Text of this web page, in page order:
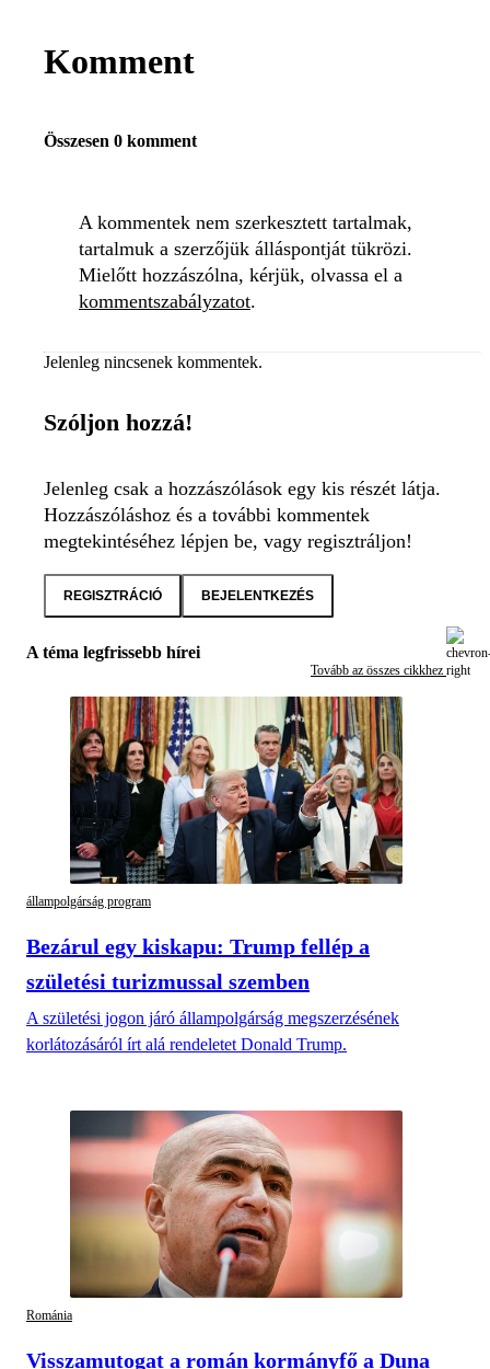
Komment
Összesen 0 komment
A kommentek nem szerkesztett tartalmak,
tartalmuk a szerzőjük álláspontját tükrözi.
Mielőtt hozzászólna, kérjük, olvassa el a
kommentszabályzatot.
Jelenleg nincsenek kommentek.
Szóljon hozzá!
Jelenleg csak a hozzászólások egy kis részét látja.
Hozzászóláshoz és a további kommentek
megtekintéséhez lépjen be, vagy regisztráljon!
REGISZTRÁCIÓ BEJELENTKEZÉS
A téma legfrissebb hírei
Tovább az összes cikkhez
állampolgárság program
Bezárul egy kiskapu: Trump fellép a
születési turizmussal szemben
A születési jogon járó állampolgárság megszerzésének
korlátozásáról írt alá rendeletet Donald Trump.
Románia
Visszamutogat a román kormányfő a Duna